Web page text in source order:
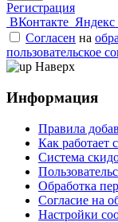
Регистрация
ВКонтакте Яндекс
Согласен на
пользовательское
Наверх
Информация
Правила
Как работает
Система
Обработка
Согласие на
Настройки